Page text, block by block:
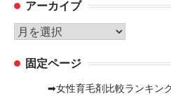
ゴ
リ
ー
アーカイブ
ア
カ 固定ページ
➡女性育毛剤比較ランキン